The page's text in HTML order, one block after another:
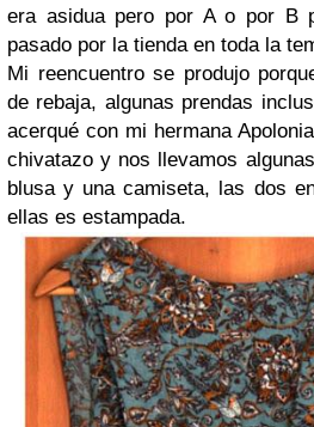
era asidua pero por A o por B
pasado por la tienda en toda la
Mi reencuentro se produjo
de rebaja, algunas prendas
acerqué con mi hermana
chivatazo y nos llevamos
blusa y una camiseta, las dos
ellas es estampada.